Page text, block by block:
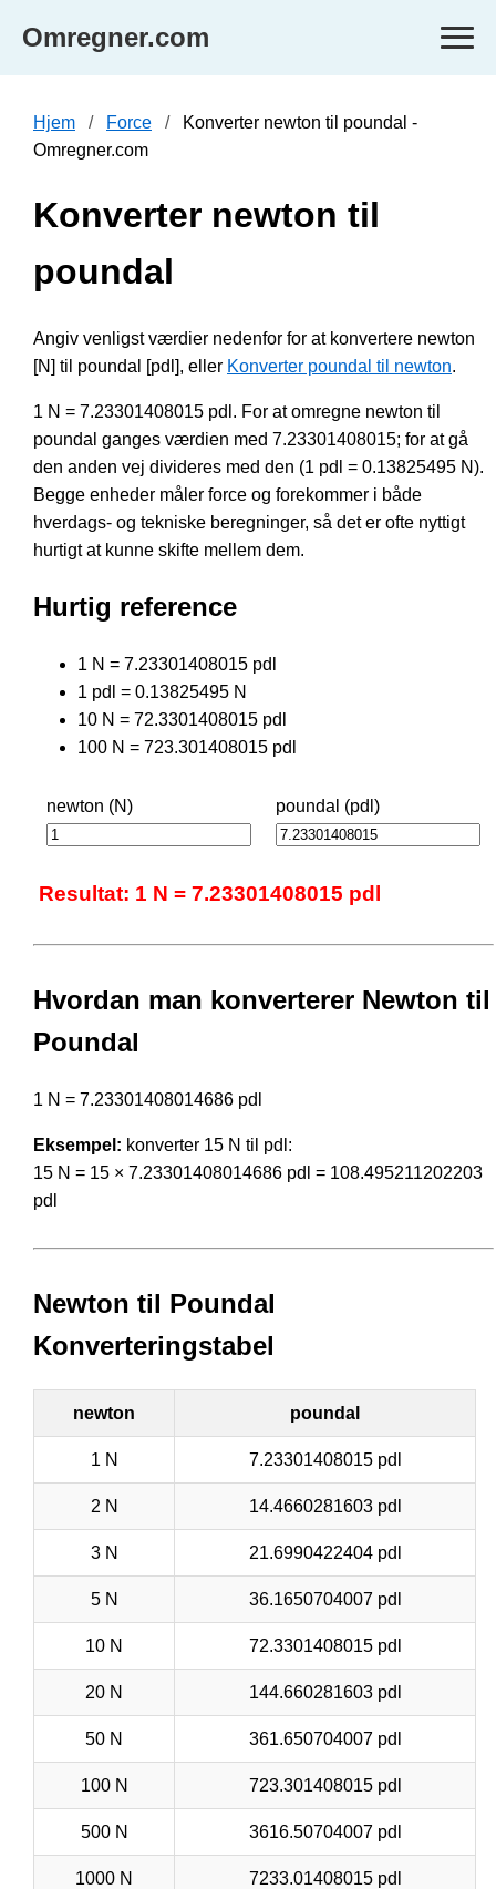
Omregner.com
Hjem Force
Konverter newton til poundal -
Omregner.com
Konverter newton til
poundal
Angiv venligst værdier nedenfor for at konvertere newton
[N] til poundal [pdl], eller Konverter poundal til newton.
1 N = 7.23301408015 pdl. For at omregne newton til
poundal ganges værdien med 7.23301408015; for at gå
den anden vej divideres med den (1 pdl = 0.13825495 N).
Begge enheder måler force og forekommer i både
hverdags- og tekniske beregninger, så det er ofte nyttigt
hurtigt at kunne skifte mellem dem.
Hurtig reference
1 N = 7.23301408015 pdl
1 pdl = 0.13825495 N
10 N = 72.3301408015 pdl
100 N = 723.301408015 pdl
newton (N) poundal (pdl)
Resultat: 1 N = 7.23301408015 pdl
Hvordan man konverterer Newton til
Poundal
1 N = 7.23301408014686 pdl
Eksempel: konverter 15 N til pdl:
15 N = 15 × 7.23301408014686 pdl = 108.495211202203
pdl
Newton til Poundal
Konverteringstabel
newton poundal
1 N 7.23301408015 pdl
2 N 14.4660281603 pdl
3 N 21.6990422404 pdl
5 N 36.1650704007 pdl
10 N 72.3301408015 pdl
20 N 144.660281603 pdl
50 N 361.650704007 pdl
100 N 723.301408015 pdl
500 N 3616.50704007 pdl
1000 N 7233.01408015 pdl